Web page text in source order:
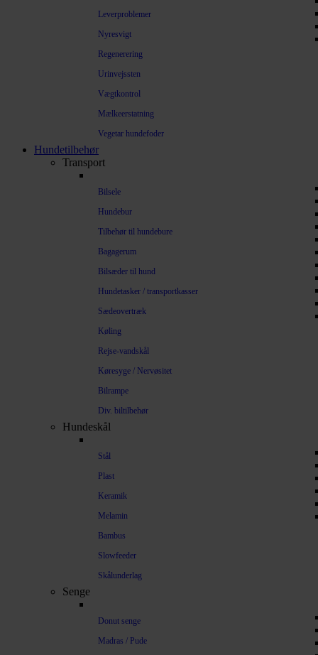
Leverproblemer
Nyresvigt
Regenerering
Urinvejssten
Vægtkontrol
Mælkeerstatning
Vegetar hundefoder
Hundetilbehør
Transport
Bilsele
Hundebur
Tilbehør til hundebure
Bagagerum
Bilsæder til hund
Hundetasker / transportkasser
Sædeovertræk
Køling
Rejse-vandskål
Køresyge / Nervøsitet
Bilrampe
Div. biltilbehør
Hundeskål
Stål
Plast
Keramik
Melamin
Bambus
Slowfeeder
Skålunderlag
Senge
Donut senge
Madras / Pude